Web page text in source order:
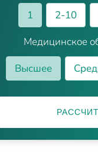
1
2-10
Медицинское
Высшее